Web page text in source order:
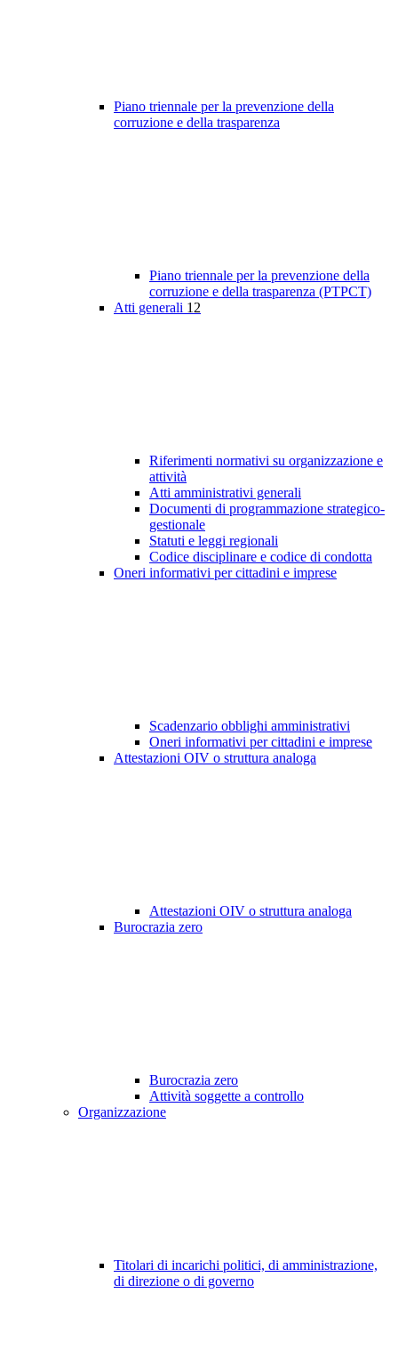
Piano triennale per la prevenzione della
corruzione e della trasparenza
Piano triennale per la prevenzione della
corruzione e della trasparenza (PTPCT)
Atti generali 12
Riferimenti normativi su organizzazione e
attività
Atti amministrativi generali
Documenti di programmazione strategico-
gestionale
Statuti e leggi regionali
Codice disciplinare e codice di condotta
Oneri informativi per cittadini e imprese
Scadenzario obblighi amministrativi
Oneri informativi per cittadini e imprese
Attestazioni OIV o struttura analoga
Attestazioni OIV o struttura analoga
Burocrazia zero
Burocrazia zero
Attività soggette a controllo
Organizzazione
Titolari di incarichi politici, di amministrazione,
di direzione o di governo